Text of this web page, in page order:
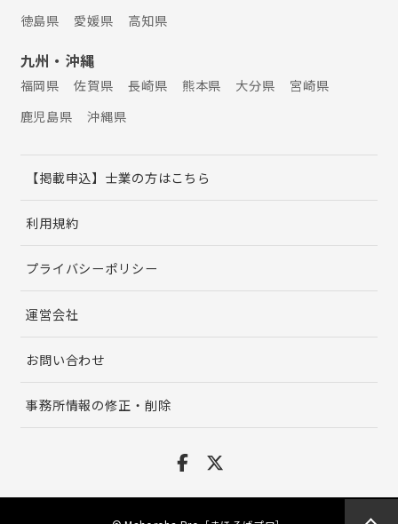
徳島県
愛媛県 高知県
九州・沖縄
福岡県 佐賀県 長崎県 熊本県 大分県
宮崎県
鹿児島県
沖縄県
【掲載申込】士業の方はこちら
利用規約
プライバシーポリシー
運営会社
お問い合わせ
事務所情報の修正・削除